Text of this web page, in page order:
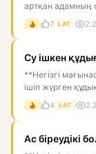
артқан адамның
7 LAT
Су ішкен
**Негізгі
ішіп жүрген
ластай...
4 LAT
Ас біреудікі